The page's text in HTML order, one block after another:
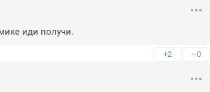
иди получи.
+2 –0